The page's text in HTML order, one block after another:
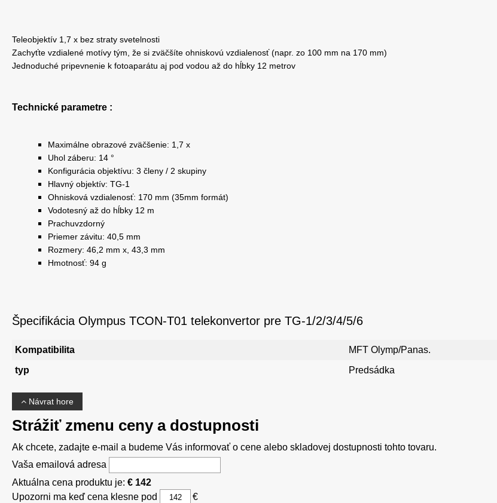
Teleobjektív 1,7 x bez straty svetelnosti
Zachyťte vzdialené motívy tým, že si zväčšíte ohniskovú vzdialenosť (napr. zo 100 mm na 170 mm)
Jednoduché pripevnenie k fotoaparátu aj pod vodou až do hĺbky 12 metrov
Technické parametre :
Maximálne obrazové zväčšenie: 1,7 x
Uhol záberu: 14 °
Konfigurácia objektívu: 3 členy / 2 skupiny
Hlavný objektív: TG-1
Ohnisková vzdialenosť: 170 mm (35mm formát)
Vodotesný až do hĺbky 12 m
Prachuvzdorný
Priemer závitu: 40,5 mm
Rozmery: 46,2 mm x, 43,3 mm
Hmotnosť: 94 g
Špecifikácia Olympus TCON-T01 telekonvertor pre TG-1/2/3/4/5/6
Kompatibilita
MFT Olymp/Panas.
typ
Predsádka
Návrat hore
Strážiť zmenu ceny a dostupnosti
Ak chcete, zadajte e-mail a budeme Vás informovať o cene alebo skladovej dostupnosti tohto tovaru.
Vaša emailová adresa
Aktuálna cena produktu je: € 142
Upozorni ma keď cena klesne pod
€